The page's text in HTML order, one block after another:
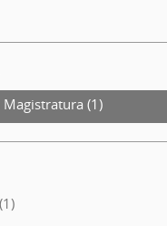
Magistratura (1)